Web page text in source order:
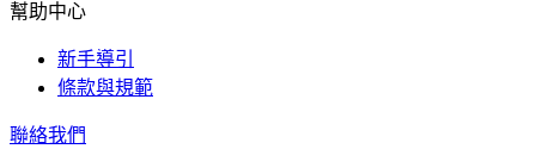
幫助中心
新手導引
條款與規範
聯絡我們